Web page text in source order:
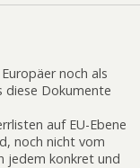
noch als
diese Dokumente
auf EU-Ebene
noch nicht vom
jedem konkret und